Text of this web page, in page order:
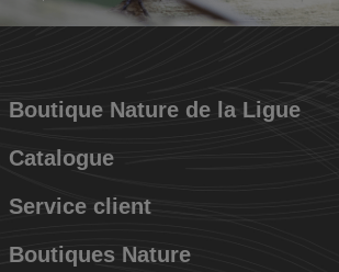
Boutique Nature de la Ligue
Catalogue
Service client
Boutiques Nature